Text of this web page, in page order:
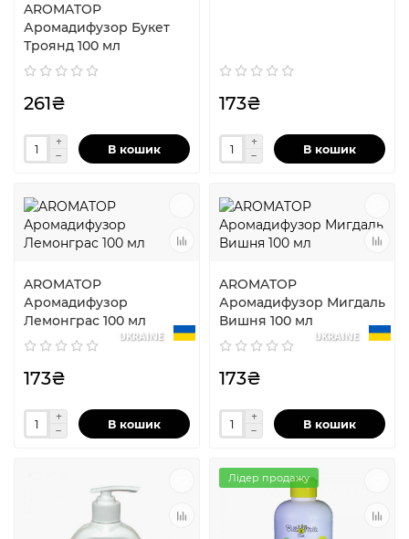
AROMATOP
Аромадифузор Букет
Троянд 100 мл
261₴
В кошик
173₴
В кошик
AROMATOP
Аромадифузор
Лемонграс 100 мл
UKRAINE
173₴
В кошик
AROMATOP
Аромадифузор Мигдаль
Вишня 100 мл
UKRAINE
173₴
В кошик
Лідер продажу